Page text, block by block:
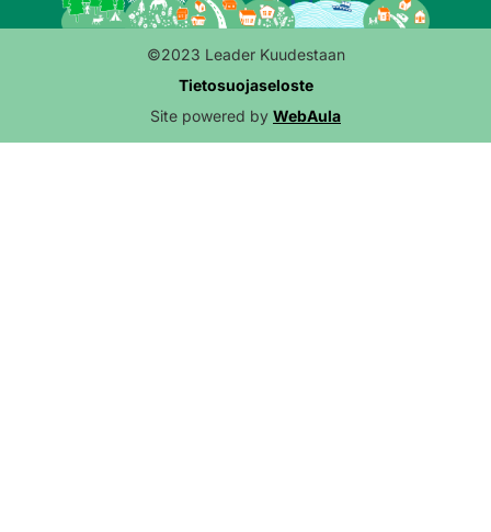
©2023 Leader Kuudestaan
Tietosuojaseloste
Site powered by WebAula